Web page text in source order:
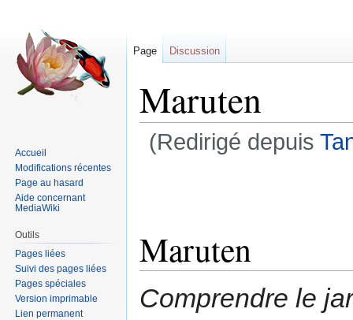
Maruten
(Redirigé depuis
Maruten
Comprendre le
Page Discussion
Accueil
Modifications récentes
Page au hasard
Aide concernant
MediaWiki
Outils
Pages liées
Suivi des pages liées
Pages spéciales
Version imprimable
Lien permanent